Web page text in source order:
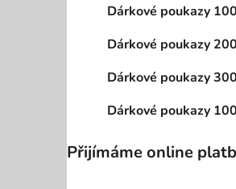
Dárkové poukazy
Dárkové poukazy
Dárkové poukazy
Dárkové poukazy
Přijímáme online